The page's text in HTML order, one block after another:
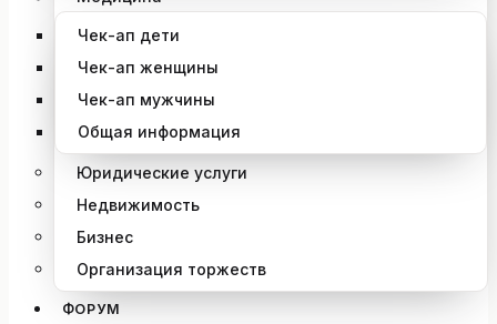
Чек-ап дети
Чек-ап женщины
Чек-ап мужчины
Общая информация
Юридические услуги
Недвижимость
Бизнес
Организация торжеств
ФОРУМ